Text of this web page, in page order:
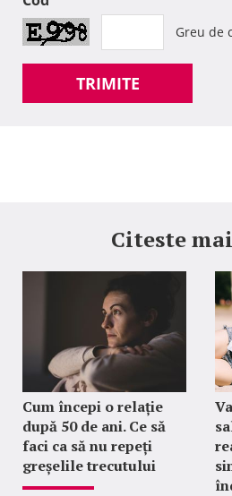
Greu de
TRIMITE
Citeste
Cum începi o relație
după 50 de ani. Ce să
faci ca să nu repeți
greșelile trecutului